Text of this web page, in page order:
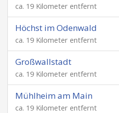
ca. 19 Kilometer entfernt
Höchst im Odenwald
ca. 19 Kilometer entfernt
Großwallstadt
ca. 19 Kilometer entfernt
Mühlheim am Main
ca. 19 Kilometer entfernt